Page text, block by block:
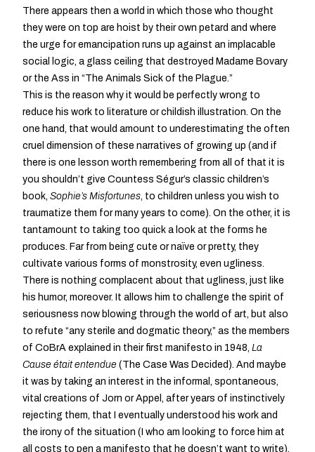
There appears then a world in which those who thought
they were on top are hoist by their own petard and where
the urge for emancipation runs up against an implacable
social logic, a glass ceiling that destroyed Madame Bovary
or the Ass in “The Animals Sick of the Plague.”
This is the reason why it would be perfectly wrong to
reduce his work to literature or childish illustration. On the
one hand, that would amount to underestimating the often
cruel dimension of these narratives of growing up (and if
there is one lesson worth remembering from all of that it is
you shouldn’t give Countess Ségur’s classic children’s
book, Sophie’s Misfortunes, to children unless you wish to
traumatize them for many years to come). On the other, it is
tantamount to taking too quick a look at the forms he
produces. Far from being cute or naïve or pretty, they
cultivate various forms of monstrosity, even ugliness.
There is nothing complacent about that ugliness, just like
his humor, moreover. It allows him to challenge the spirit of
seriousness now blowing through the world of art, but also
to refute “any sterile and dogmatic theory,” as the members
of CoBrA explained in their first manifesto in 1948, La
Cause était entendue (The Case Was Decided). And maybe
it was by taking an interest in the informal, spontaneous,
vital creations of Jorn or Appel, after years of instinctively
rejecting them, that I eventually understood his work and
the irony of the situation (I who am looking to force him at
all costs to pen a manifesto that he doesn’t want to write).